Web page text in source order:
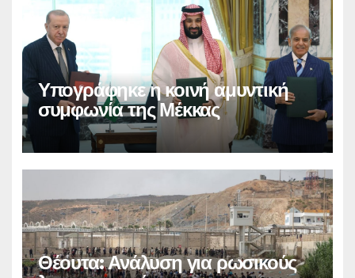
Υπογράφηκε η κοινή αμυντική
συμφωνία της Μέκκας
Θέουτα: Ανάλυση για ρωσικούς